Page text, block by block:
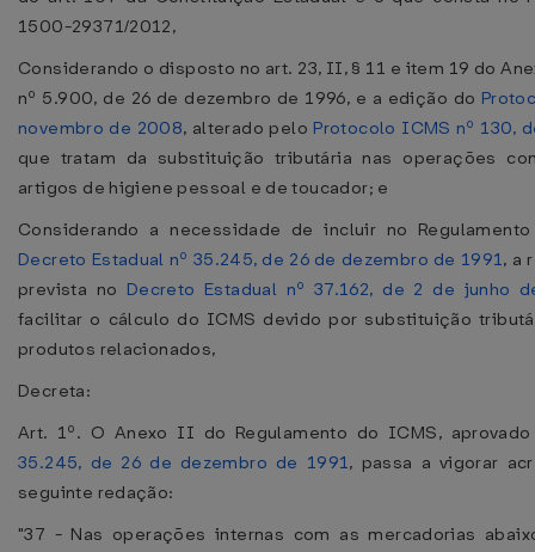
1500-29371/2012,
Considerando o disposto no art. 23, II, § 11 e item 19 do
nº 5.900, de 26 de dezembro de 1996, e a edição do
novembro de 2008, alterado pelo Protocolo ICMS nº 130,
que tratam da substituição tributária nas operações
artigos de higiene pessoal e de toucador; e
Considerando a necessidade de incluir no
Decreto Estadual nº 35.245, de 26 de dezembro de 1991, a
prevista no Decreto Estadual nº 37.162, de 2 de junho
facilitar o cálculo do ICMS devido por substituição
produtos relacionados,
Decreta:
Art. 1º. O Anexo II do Regulamento do ICMS,
35.245, de 26 de dezembro de 1991, passa a vigorar
seguinte redação:
"37 - Nas operações internas com as mercadorias